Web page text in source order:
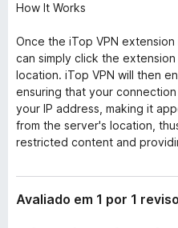
How It Works
Once the iTop VPN
can simply click the
location. iTop VPN will then
ensuring that your
your IP address, making it
from the server's location,
restricted content and
Avaliado em 1 por 1